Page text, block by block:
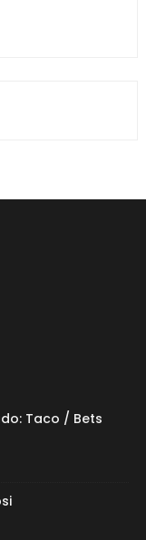
Taco / Bets